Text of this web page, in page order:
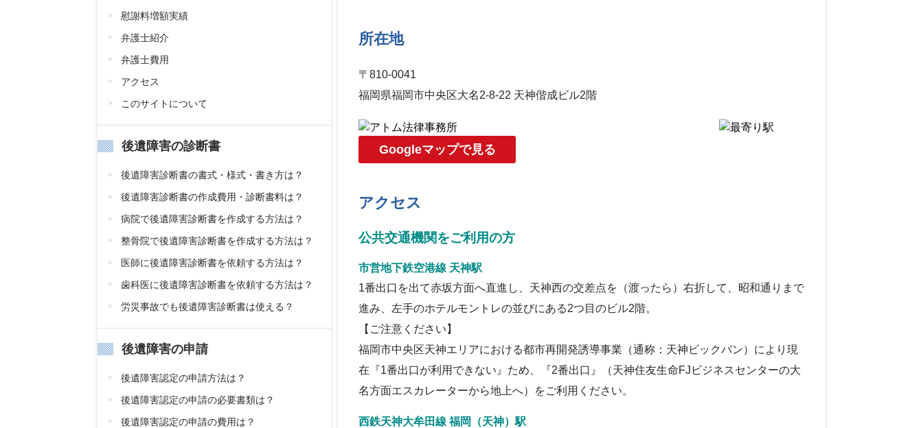
所在地
〒810-0041
福岡県福岡市中央区大名2-8-22 天神偕成ビル2階
Googleマップで見る
アクセス
公共交通機関をご利用の方
市営地下鉄空港線 天神駅
1番出口を出て赤坂方面へ直進し、天神西の交差点を（渡ったら）右折して、昭和通りまで
進み、左手のホテルモントレの並びにある2つ目のビル2階。
【ご注意ください】
福岡市中央区天神エリアにおける都市再開発誘導事業（通称：天神ビックバン）により現
在『1番出口が利用できない』ため、『2番出口』（天神住友生命FJビジネスセンターの大
名方面エスカレーターから地上へ）をご利用ください。
西鉄天神大牟田線 福岡（天神）駅
慰謝料増額実績
弁護士紹介
弁護士費用
アクセス
このサイトについて
後遺障害の診断書
後遺障害診断書の書式・様式・書き方は？
後遺障害診断書の作成費用・診断書料は？
病院で後遺障害診断書を作成する方法は？
整骨院で後遺障害診断書を作成する方法は？
医師に後遺障害診断書を依頼する方法は？
歯科医に後遺障害診断書を依頼する方法は？
労災事故でも後遺障害診断書は使える？
後遺障害の申請
後遺障害認定の申請方法は？
後遺障害認定の申請の必要書類は？
後遺障害認定の申請の費用は？